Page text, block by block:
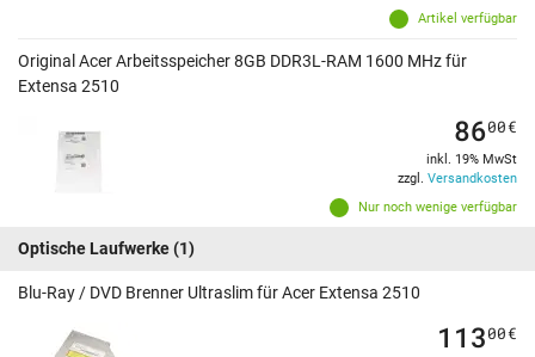
Artikel verfügbar
Original Acer Arbeitsspeicher 8GB DDR3L-RAM 1600 MHz für
Extensa 2510
Nur noch wenige verfügbar
8600€
inkl. 19% MwSt
zzgl. Versandkosten
Optische Laufwerke(1)
Blu-Ray / DVD Brenner Ultraslim für Acer Extensa 2510
11300€